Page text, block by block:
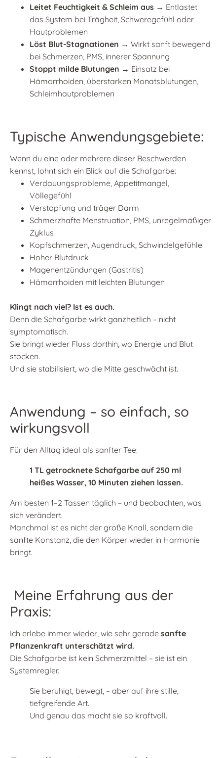
Leitet Feuchtigkeit & Schleim aus → Entlastet
das System bei Trägheit, Schweregefühl oder
Hautproblemen
Löst Blut-Stagnationen → Wirkt sanft bewegend
bei Schmerzen, PMS, innerer Spannung
Stoppt milde Blutungen → Einsatz bei
Hämorrhoiden, überstarken Monatsblutungen,
Schleimhautproblemen
Typische Anwendungsgebiete:
Wenn du eine oder mehrere dieser Beschwerden
kennst, lohnt sich ein Blick auf die Schafgarbe:
Verdauungsprobleme, Appetitmangel,
Völlegefühl
Verstopfung und träger Darm
Schmerzhafte Menstruation, PMS, unregelmäßiger
Zyklus
Kopfschmerzen, Augendruck, Schwindelgefühle
Hoher Blutdruck
Magenentzündungen (Gastritis)
Hämorrhoiden mit leichten Blutungen
Klingt nach viel? Ist es auch.
Denn die Schafgarbe wirkt ganzheitlich – nicht
symptomatisch.
Sie bringt wieder Fluss dorthin, wo Energie und Blut
stocken.
Und sie stabilisiert, wo die Mitte geschwächt ist.
Anwendung – so einfach, so
wirkungsvoll
Für den Alltag ideal als sanfter Tee:
1 TL getrocknete Schafgarbe auf 250 ml
heißes Wasser, 10 Minuten ziehen lassen.
Am besten 1–2 Tassen täglich – und beobachten, was
sich verändert.
Manchmal ist es nicht der große Knall, sondern die
sanfte Konstanz, die den Körper wieder in Harmonie
bringt.
Meine Erfahrung aus der
Praxis:
Ich erlebe immer wieder, wie sehr gerade sanfte
Pflanzenkraft unterschätzt wird.
Die Schafgarbe ist kein Schmerzmittel – sie ist ein
Systemregler.
Sie beruhigt, bewegt, – aber auf ihre stille,
tiefgreifende Art.
Und genau das macht sie so kraftvoll.